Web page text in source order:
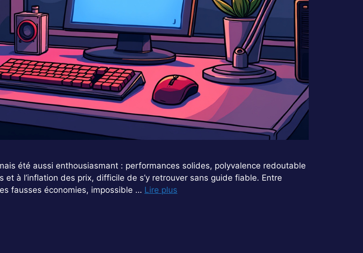
été aussi enthousiasmant : performances solides, polyvalence redoutable
à l’inflation des prix, difficile de s’y retrouver sans guide fiable. Entre
fausses économies, impossible … Lire plus